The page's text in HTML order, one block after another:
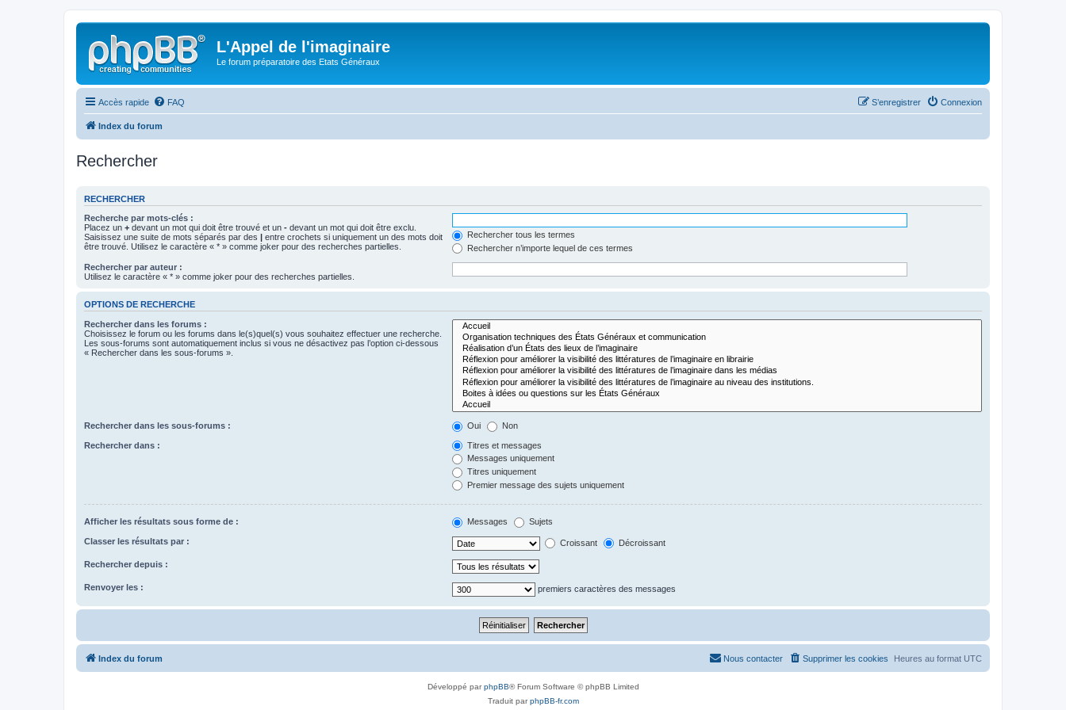
L'Appel de l'imaginaire
Le forum préparatoire des Etats Généraux
Accès rapide FAQ Connexion
S’enregistrer
Index du forum
Rechercher
RECHERCHER
Recherche par mots-clés :
Placez un + devant un mot qui doit être trouvé et un - devant un mot qui doit être exclu.
Saisissez une suite de mots séparés par des | entre crochets si uniquement un des mots doit
être trouvé. Utilisez le caractère « * » comme joker pour des recherches partielles.
Rechercher tous les termes
Rechercher n’importe lequel de ces termes
Rechercher par auteur :
Utilisez le caractère « * » comme joker pour des recherches partielles.
OPTIONS DE RECHERCHE
Rechercher dans les forums :
Choisissez le forum ou les forums dans le(s)quel(s) vous souhaitez effectuer une recherche.
Les sous-forums sont automatiquement inclus si vous ne désactivez pas l’option ci-dessous
« Rechercher dans les sous-forums ».
Rechercher dans les sous-forums : Oui Non
Rechercher dans :
Titres et messages
Messages uniquement
Titres uniquement
Premier message des sujets uniquement
Afficher les résultats sous forme de : Messages Sujets
Classer les résultats par : Croissant Décroissant
Rechercher depuis :
Renvoyer les : premiers caractères des messages
Index du forum Heures au format UTC
Supprimer les cookies
Nous contacter
Développé parphpBB® Forum Software © phpBB Limited
Traduit parphpBB-fr.com